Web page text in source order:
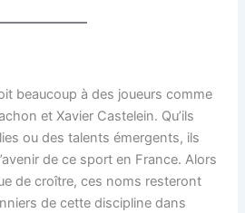
beaucoup à des joueurs comme
et Xavier Castelein. Qu’ils
ou des talents émergents, ils
de ce sport en France. Alors
de croître, ces noms resteront
de cette discipline dans